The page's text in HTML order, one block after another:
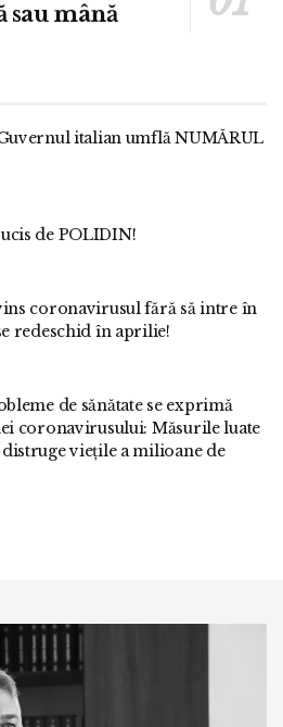
sau mână
italian umflă NUMĂRUL
de POLIDIN!
coronavirusul fără să intre în
redeschid în aprilie!
de sănătate se exprimă
coronavirusului: Măsurile luate
viețile a milioane de